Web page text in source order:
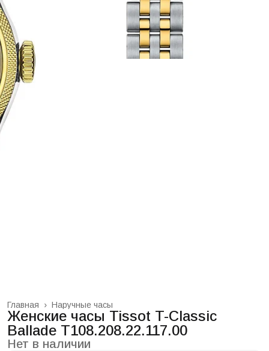
Наручные часы
Главная ›
Женские часы Tissot T-Classic
Ballade T108.208.22.117.00
Нет в наличии